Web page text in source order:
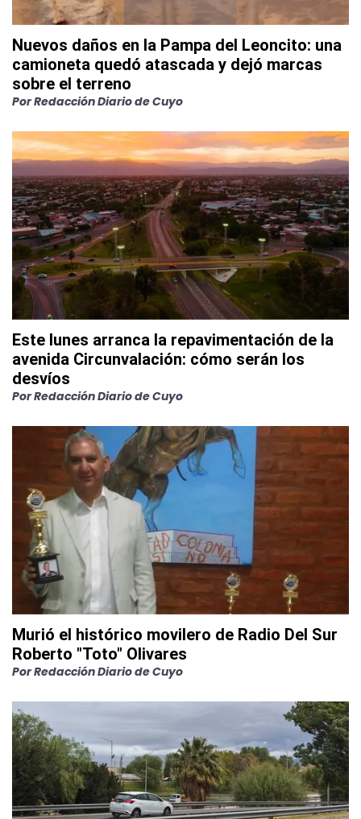
Nuevos daños en la Pampa del Leoncito: una
camioneta quedó atascada y dejó marcas
sobre el terreno
PorRedacción Diario de Cuyo
Este lunes arranca la repavimentación de la
avenida Circunvalación: cómo serán los
desvíos
PorRedacción Diario de Cuyo
Murió el histórico movilero de Radio Del Sur
Roberto "Toto" Olivares
PorRedacción Diario de Cuyo